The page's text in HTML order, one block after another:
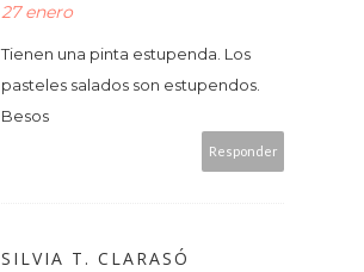
27 enero
Tienen una pinta estupenda. Los
pasteles salados son estupendos.
Besos
Responder
SILVIA T. CLARASÓ